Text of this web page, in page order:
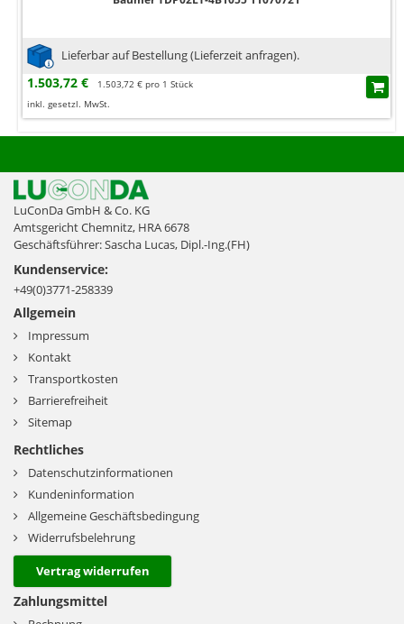
Lieferbar auf Bestellung (Lieferzeit anfragen).
1.503,72 €
1.503,72 € pro 1 Stück
inkl. gesetzl. MwSt.
LuConDa GmbH & Co. KG
Amtsgericht Chemnitz, HRA 6678
Geschäftsführer: Sascha Lucas, Dipl.-Ing.(FH)
Kundenservice:
+49(0)3771-258339
Allgemein
Impressum
Kontakt
Transportkosten
Barrierefreiheit
Sitemap
Rechtliches
Datenschutzinformationen
Kundeninformation
Allgemeine Geschäftsbedingung
Widerrufsbelehrung
Vertrag widerrufen
Zahlungsmittel